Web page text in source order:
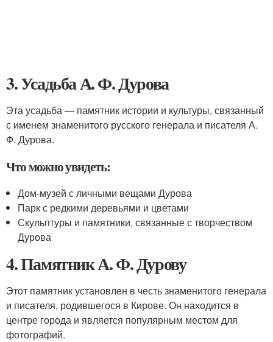
3. Усадьба А. Ф. Дурова
Эта усадьба — памятник истории и культуры, связанный
с именем знаменитого русского генерала и писателя А.
Ф. Дурова.
Что можно увидеть:
Дом-музей с личными вещами Дурова
Парк с редкими деревьями и цветами
Скульптуры и памятники, связанные с творчеством
Дурова
4. Памятник А. Ф. Дурову
Этот памятник установлен в честь знаменитого генерала
и писателя, родившегося в Кирове. Он находится в
центре города и является популярным местом для
фотографий.